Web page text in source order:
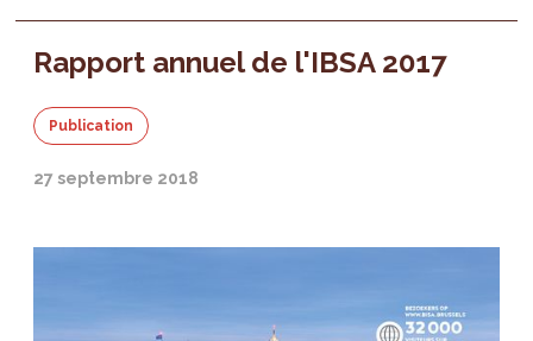
Rapport annuel de l'IBSA 2017
Publication
27 septembre 2018